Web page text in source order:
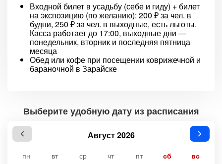
Входной билет в усадьбу (себе и гиду) + билет
на экспозицию (по желанию): 200 ₽ за чел. в
будни, 250 ₽ за чел. в выходные, есть льготы.
Касса работает до 17:00, выходные дни —
понедельник, вторник и последняя пятница
месяца
Обед или кофе при посещении коврижечной и
бараночной в Зарайске
Выберите удобную дату из расписания
Август 2026
пн вт ср чт пт сб вс